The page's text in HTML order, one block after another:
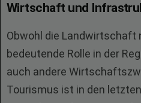
Wirtschaft und
Obwohl die Landwirtschaft
bedeutende Rolle in der
auch andere
Tourismus ist in den